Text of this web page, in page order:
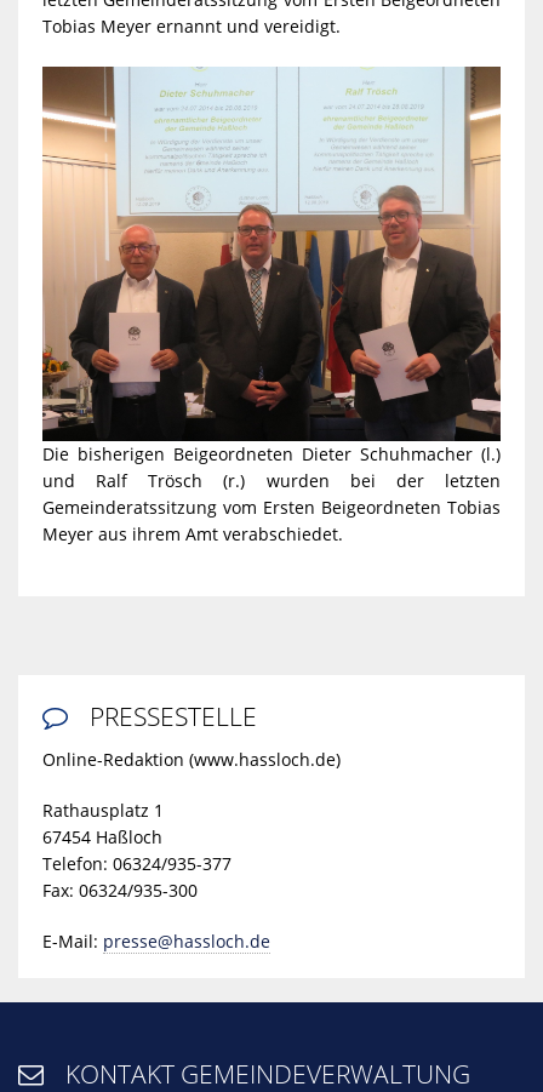
Tobias Meyer ernannt und vereidigt.
Die bisherigen Beigeordneten Dieter Schuhmacher (l.)
und Ralf Trösch (r.) wurden bei der letzten
Gemeinderatssitzung vom Ersten Beigeordneten Tobias
Meyer aus ihrem Amt verabschiedet.
 PRESSESTELLE
Online-Redaktion (www.hassloch.de)
Rathausplatz 1
67454 Haßloch
Telefon: 06324/935-377
Fax: 06324/935-300
E-Mail: presse@hassloch.de
 KONTAKT GEMEINDEVERWALTUNG